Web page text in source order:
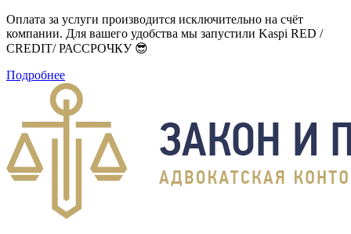
Оплата за услуги производится исключительно на счёт
компании. Для вашего удобства мы запустили Kaspi RED /
CREDIT/ РАССРОЧКУ 😎
Подробнее